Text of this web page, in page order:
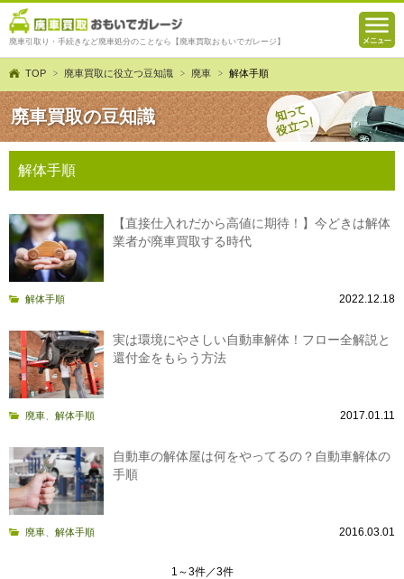
廃車引取り・手続きなど廃車処分のことなら【廃車買取おもいでガレージ】
TOP 廃車買取に役立つ豆知識 廃車 解体手順
廃車買取の豆知識
解体手順
【直接仕入れだから高値に期待！】今どきは解体
業者が廃車買取する時代
解体手順 2022.12.18
実は環境にやさしい自動車解体！フロー全解説と
還付金をもらう方法
廃車 解体手順 2017.01.11
自動車の解体屋は何をやってるの？自動車解体の
手順
廃車 解体手順 2016.03.01
1～3件／3件